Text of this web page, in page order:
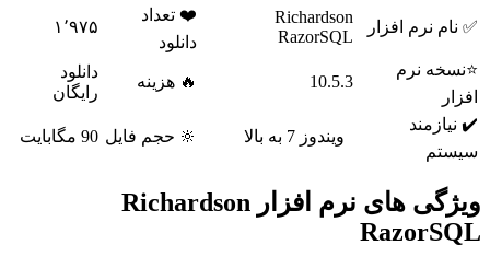
✅ نام نرم افزار
Richardson
RazorSQL
❤️ تعداد
دانلود
۱٬۹۷۵
⭐نسخه نرم
افزار
10.5.3 🔥 هزینه
دانلود
رایگان
✔️ نیازمند
سیستم
ویندوز 7 به بالا 🔆 حجم فایل 90 مگابایت
ویژگی های نرم افزار Richardson
RazorSQL